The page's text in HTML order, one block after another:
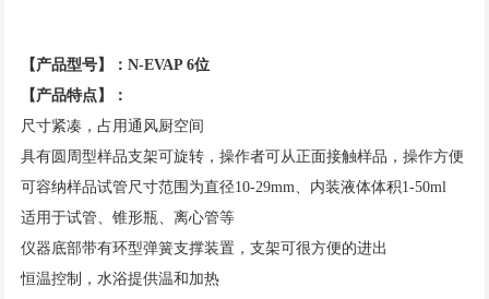
【产品型号】：N-EVAP 6位
【产品特点】：
尺寸紧凑，占用通风厨空间
具有圆周型样品支架可旋转，操作者可从正面接触样品，操作方便
可容纳样品试管尺寸范围为直径10-29mm、内装液体体积1-50ml
适用于试管、锥形瓶、离心管等
仪器底部带有环型弹簧支撑装置，支架可很方便的进出
恒温控制，水浴提供温和加热